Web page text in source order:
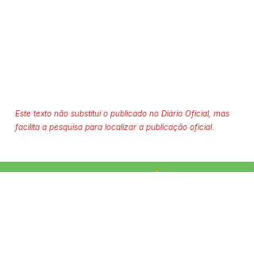
Este texto não substitui o publicado no Diário Oficial, mas
facilita a pesquisa para localizar a publicação oficial.